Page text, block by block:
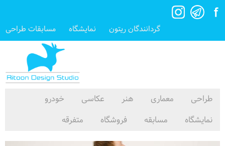
گردانندگان ریتون نمایشگاه مسابقات طراحی
طراحی معماری هنر عکاسی
خودرو
نمایشگاه
مسابقه فروشگاه متفرقه